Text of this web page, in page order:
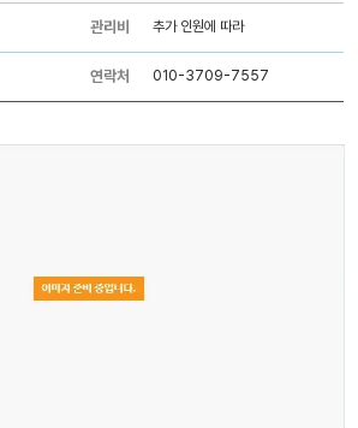
관리비 추가 인원에 따라
연락처 010-3709-7557